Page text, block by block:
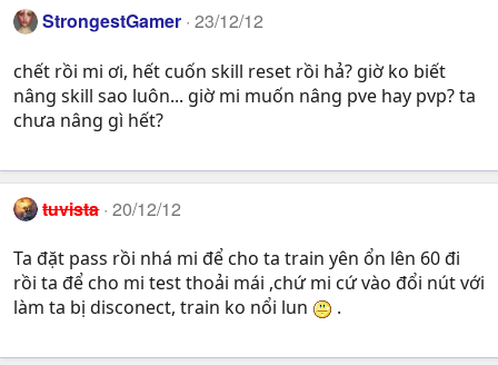
StrongestGamer 23/12/12
chết rồi mi ơi, hết cuốn skill reset rồi hả? giờ ko biết
nâng skill sao luôn... giờ mi muốn nâng pve hay pvp? ta
chưa nâng gì hết?
tuvista 20/12/12
Ta đặt pass rồi nhá mi để cho ta train yên ổn lên 60 đi
rồi ta để cho mi test thoải mái ,chứ mi cứ vào đổi nút với
làm ta bị disconect, train ko nổi lun
.